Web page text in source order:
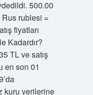
500.00
rublesi =
fiyatları
Kadardır?
TL ve satış
en son 01
kuru verilerine